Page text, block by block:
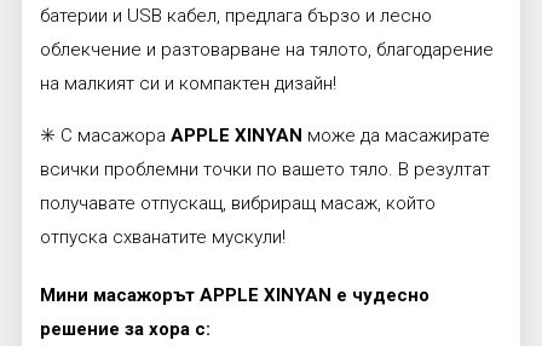
батерии и USB кабел, предлага бързо и лесно
облекчение и разтоварване на тялото, благодарение
на малкият си и компактен дизайн!
✳️ С масажора APPLE XINYAN може да масажирате
всички проблемни точки по вашето тяло. В резултат
получавате отпускащ, вибриращ масаж, който
отпуска схванатите мускули!
Mини масажорът APPLE XINYAN е чудесно
решение за хора с: